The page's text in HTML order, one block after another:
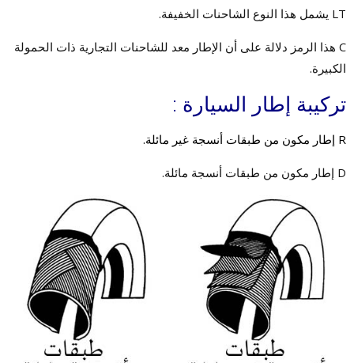
LT يشمل هذا النوع الشاحنات الخفيفة.
C هذا الرمز دلالة على أن الإطار معد للشاحنات التجارية ذات الحمولة
الكبيرة.
تركيبة إطار السيارة :
R إطار مكون من طبقات أنسجة غير مائلة.
D إطار مكون من طبقات أنسجة مائلة.